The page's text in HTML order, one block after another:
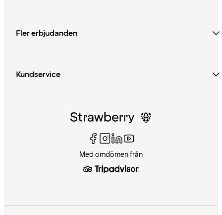
Fler erbjudanden
Kundservice
Med omdömen från